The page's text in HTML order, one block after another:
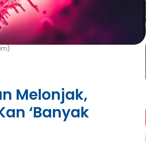
Melonjak,
‘Banyak